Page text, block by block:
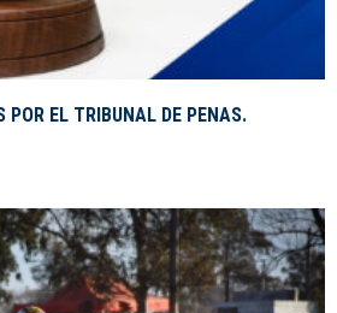
POR EL TRIBUNAL DE PENAS.